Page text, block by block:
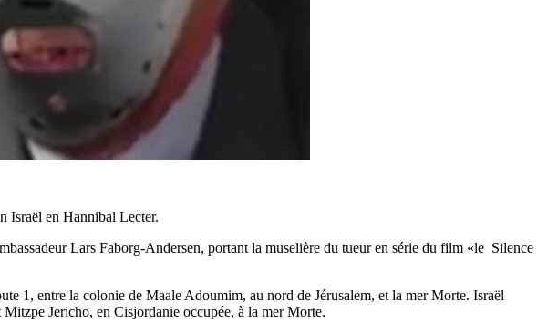
Israël en Hannibal Lecter.
Lars Faborg-Andersen, portant la muselière du tueur en série du film «le Silence
1, entre la colonie de Maale Adoumim, au nord de Jérusalem, et la mer Morte. Israël
Jericho, en Cisjordanie occupée, à la mer Morte.